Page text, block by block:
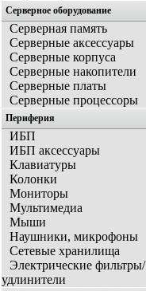
Серверное оборудование
Серверная память
Серверные аксессуары
Серверные корпуса
Серверные накопители
Серверные платы
Серверные процессоры
Периферия
ИБП
ИБП аксессуары
Клавиатуры
Колонки
Мониторы
Мультимедиа
Мыши
Наушники, микрофоны
Сетевые хранилища
Электрические фильтры/
удлинители